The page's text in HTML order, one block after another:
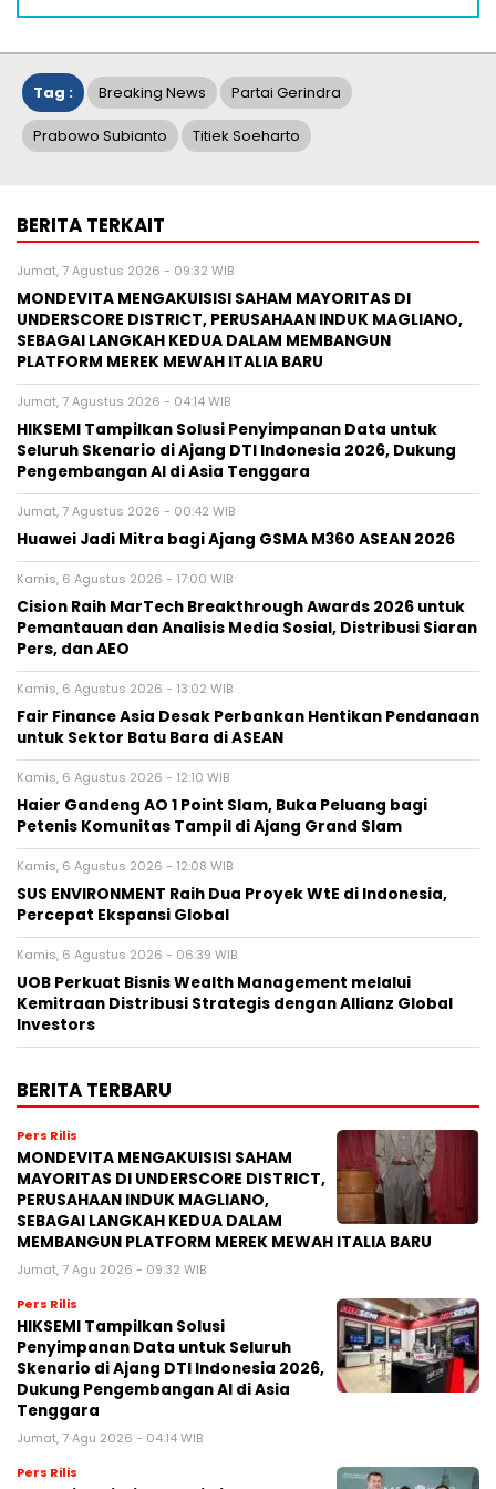
Tag : Breaking News Partai Gerindra
Prabowo Subianto Titiek Soeharto
BERITA TERKAIT
Jumat, 7 Agustus 2026 - 09:32 WIB
MONDEVITA MENGAKUISISI SAHAM MAYORITAS DI
UNDERSCORE DISTRICT, PERUSAHAAN INDUK MAGLIANO,
SEBAGAI LANGKAH KEDUA DALAM MEMBANGUN
PLATFORM MEREK MEWAH ITALIA BARU
Jumat, 7 Agustus 2026 - 04:14 WIB
HIKSEMI Tampilkan Solusi Penyimpanan Data untuk
Seluruh Skenario di Ajang DTI Indonesia 2026, Dukung
Pengembangan AI di Asia Tenggara
Jumat, 7 Agustus 2026 - 00:42 WIB
Huawei Jadi Mitra bagi Ajang GSMA M360 ASEAN 2026
Kamis, 6 Agustus 2026 - 17:00 WIB
Cision Raih MarTech Breakthrough Awards 2026 untuk
Pemantauan dan Analisis Media Sosial, Distribusi Siaran
Pers, dan AEO
Kamis, 6 Agustus 2026 - 13:02 WIB
Fair Finance Asia Desak Perbankan Hentikan Pendanaan
untuk Sektor Batu Bara di ASEAN
Kamis, 6 Agustus 2026 - 12:10 WIB
Haier Gandeng AO 1 Point Slam, Buka Peluang bagi
Petenis Komunitas Tampil di Ajang Grand Slam
Kamis, 6 Agustus 2026 - 12:08 WIB
SUS ENVIRONMENT Raih Dua Proyek WtE di Indonesia,
Percepat Ekspansi Global
Kamis, 6 Agustus 2026 - 06:39 WIB
UOB Perkuat Bisnis Wealth Management melalui
Kemitraan Distribusi Strategis dengan Allianz Global
Investors
BERITA TERBARU
Pers Rilis
MONDEVITA MENGAKUISISI SAHAM
MAYORITAS DI UNDERSCORE DISTRICT,
PERUSAHAAN INDUK MAGLIANO,
SEBAGAI LANGKAH KEDUA DALAM
MEMBANGUN PLATFORM MEREK MEWAH ITALIA BARU
Jumat, 7 Agu 2026 - 09:32 WIB
Pers Rilis
HIKSEMI Tampilkan Solusi
Penyimpanan Data untuk Seluruh
Skenario di Ajang DTI Indonesia 2026,
Dukung Pengembangan AI di Asia
Tenggara
Jumat, 7 Agu 2026 - 04:14 WIB
Pers Rilis